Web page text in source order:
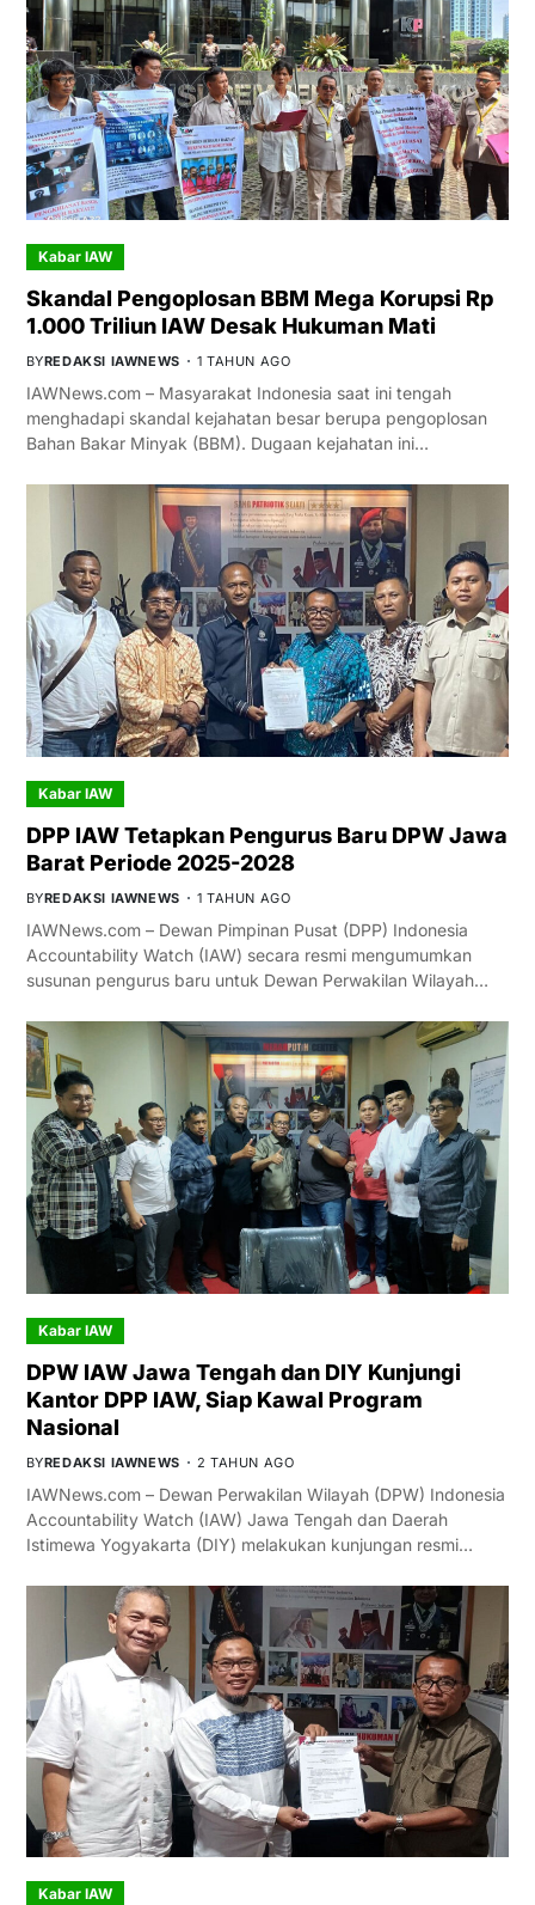
Kabar IAW
Skandal Pengoplosan BBM Mega Korupsi Rp
1.000 Triliun IAW Desak Hukuman Mati
BYREDAKSI IAWNEWS 1 TAHUN AGO
IAWNews.com – Masyarakat Indonesia saat ini tengah
menghadapi skandal kejahatan besar berupa pengoplosan
Bahan Bakar Minyak (BBM). Dugaan kejahatan ini…
Kabar IAW
DPP IAW Tetapkan Pengurus Baru DPW Jawa
Barat Periode 2025-2028
BYREDAKSI IAWNEWS 1 TAHUN AGO
IAWNews.com – Dewan Pimpinan Pusat (DPP) Indonesia
Accountability Watch (IAW) secara resmi mengumumkan
susunan pengurus baru untuk Dewan Perwakilan Wilayah…
Kabar IAW
DPW IAW Jawa Tengah dan DIY Kunjungi
Kantor DPP IAW, Siap Kawal Program
Nasional
BYREDAKSI IAWNEWS 2 TAHUN AGO
IAWNews.com – Dewan Perwakilan Wilayah (DPW) Indonesia
Accountability Watch (IAW) Jawa Tengah dan Daerah
Istimewa Yogyakarta (DIY) melakukan kunjungan resmi…
Kabar IAW